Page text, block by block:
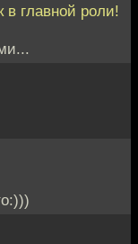
главной роли!